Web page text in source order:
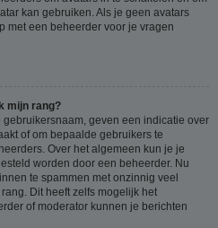
kan gebruiken. Als je geen avatars
met een beheerder voor je vragen
mijn rang?
geven een indicatie over
of om bepaalde gebruikers te
Over het algemeen kun je je
worden door een beheerder. Nu
te spammen met onzinnig veel
Dit heeft zelfs mogelijk het
of moderator kunnen je berichten